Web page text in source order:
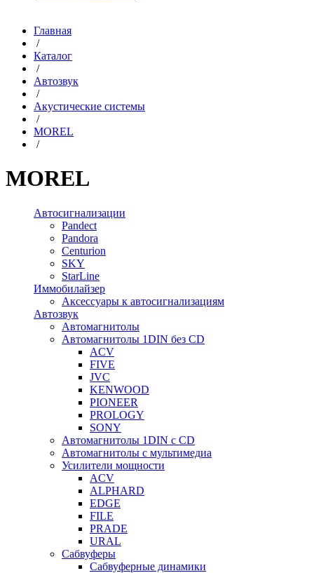
Главная
/
Каталог
/
Автозвук
/
Акустические системы
/
MOREL
/
MOREL
Автосигнализации
Pandect
Pandora
Centurion
SKY
StarLine
Иммобилайзер
Аксессуары к автосигнализациям
Автозвук
Автомагнитолы
Автомагнитолы 1DIN без CD
ACV
FIVE
JVC
KENWOOD
PIONEER
PROLOGY
SONY
Автомагнитолы 1DIN с CD
Автомагнитолы с мультимедиа
Усилители мощности
ACV
ALPHARD
EDGE
FILE
PRADE
URAL
Сабвуферы
Сабвуферные динамики